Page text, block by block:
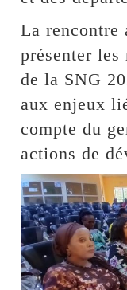
La rencontre
présenter les
de la SNG
aux enjeux
compte du
actions de